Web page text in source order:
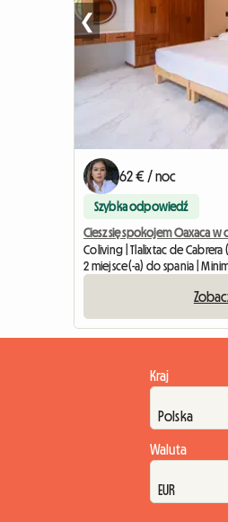
❮
62 € / noc
Szybka odpowiedź
Ciesz się spokojem Oaxaca
Coliving | Tlalixtac de Cabrera
2 miejsce(-a) do spania |
Kraj
Waluta